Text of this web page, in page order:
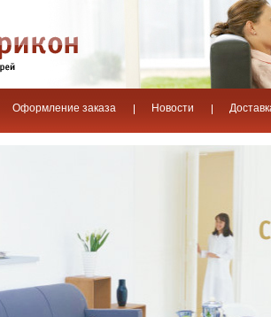
Оформление заказа Новости